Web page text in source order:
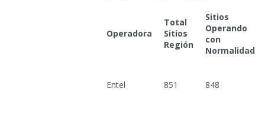
Operadora
Total
Sitios
Región
Sitios
Operando
con
Normalidad
Entel 851 848